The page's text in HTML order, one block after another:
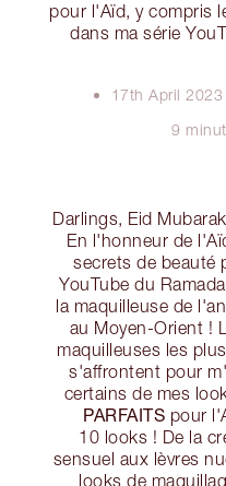
pour l'Aïd, y compris
dans ma série
17th April 2023
9
Darlings, Eid
En l'honneur de
secrets de beauté
YouTube du
la maquilleuse de
au Moyen-Orient !
maquilleuses les
s'affrontent pour
certains de mes
PARFAITS pour
10 looks ! De la
sensuel aux lèvres
looks de